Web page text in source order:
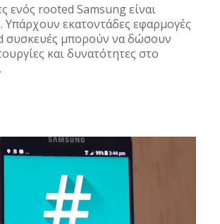
ενός rooted Samsung είναι
Υπάρχουν εκατοντάδες εφαρμογές
συσκευές μπορούν να δώσουν
και δυνατότητες στο